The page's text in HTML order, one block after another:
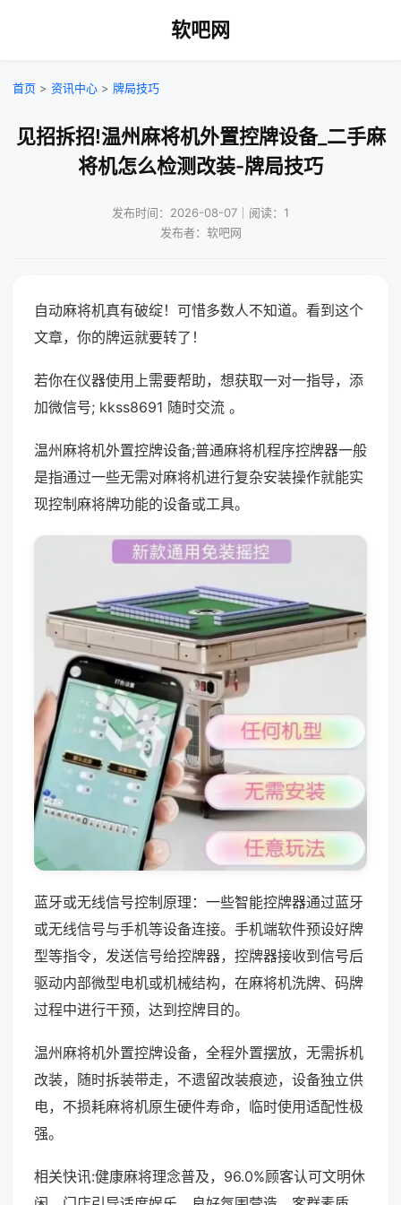
软吧网
首页 > 资讯中心 > 牌局技巧
见招拆招!温州麻将机外置控牌设备_二手麻
将机怎么检测改装-牌局技巧
发布时间：2026-08-07｜阅读：1
发布者：软吧网
自动麻将机真有破绽！可惜多数人不知道。看到这个
文章，你的牌运就要转了！
若你在仪器使用上需要帮助，想获取一对一指导，添
加微信号; kkss8691 随时交流 。
温州麻将机外置控牌设备;普通麻将机程序控牌器一般
是指通过一些无需对麻将机进行复杂安装操作就能实
现控制麻将牌功能的设备或工具。
蓝牙或无线信号控制原理：一些智能控牌器通过蓝牙
或无线信号与手机等设备连接。手机端软件预设好牌
型等指令，发送信号给控牌器，控牌器接收到信号后
驱动内部微型电机或机械结构，在麻将机洗牌、码牌
过程中进行干预，达到控牌目的。
温州麻将机外置控牌设备，全程外置摆放，无需拆机
改装，随时拆装带走，不遗留改装痕迹，设备独立供
电，不损耗麻将机原生硬件寿命，临时使用适配性极
强。
相关快讯:健康麻将理念普及，96.0%顾客认可文明休